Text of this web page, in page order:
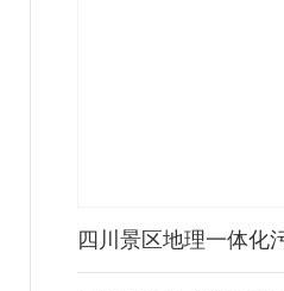
四川景区地理一体化